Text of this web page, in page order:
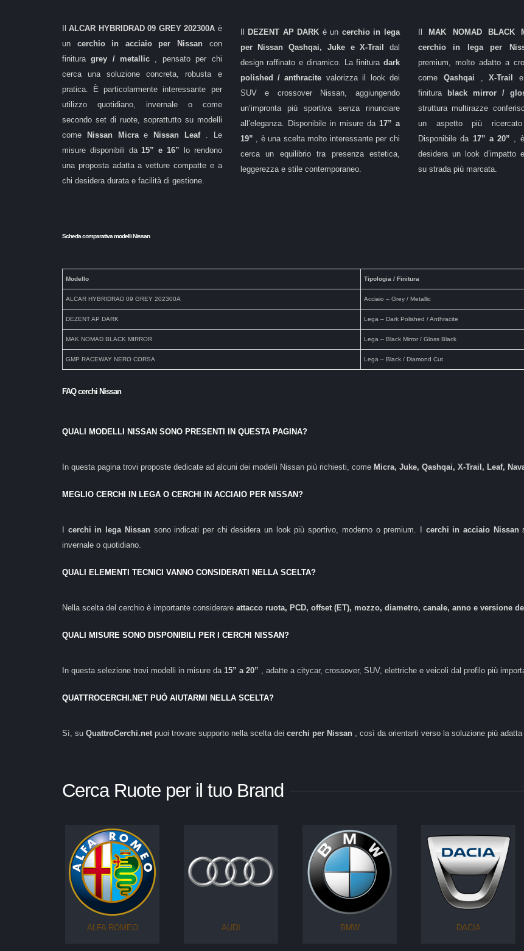
IlALCAR HYBRIDRAD 09 GREY 202300A è
un cerchio in acciaio per Nissan con
finituragrey / metallic
, pensato per chi
cerca una soluzione concreta, robusta e
pratica. È particolarmente interessante per
utilizzo quotidiano, invernale o come
secondo set di ruote, soprattutto su modelli
come Nissan Micrae Nissan Leaf
. Le
misure disponibili da 15” e 16” lo rendono
una proposta adatta a vetture compatte e a
chi desidera durata e facilità di gestione.
Il DEZENT AP DARK è un cerchio in lega
per Nissan Qashqai, Juke e X-Trail dal
design raffinato e dinamico. La finitura dark
polished / anthracite valorizza il look dei
SUV e crossover Nissan, aggiungendo
un’impronta più sportiva senza rinunciare
all’eleganza. Disponibile in misure da 17” a
19”
, è una scelta molto interessante per chi
cerca un equilibrio tra presenza estetica,
leggerezza e stile contemporaneo.
Il MAK NOMAD BLACK
cerchio in lega per
premium, molto adatto a
come Qashqai ,X-Trail
finitura black mirror /
struttura multirazze
un aspetto più
Disponibile da 17” a 20”
,
desidera un look d’impatto
su strada più marcata.
Scheda comparativa modelli Nissan
Modello Tipologia / Finitura
ALCAR HYBRIDRAD 09 GREY 202300A Acciaio – Grey / Metallic
DEZENT AP DARK Lega – Dark Polished / Anthracite
MAK NOMAD BLACK MIRROR Lega – Black Mirror / Gloss Black
GMP RACEWAY NERO CORSA Lega – Black / Diamond Cut
FAQ cerchi Nissan
QUALI MODELLI NISSAN SONO PRESENTI IN QUESTA PAGINA?
In questa pagina trovi proposte dedicate ad alcuni dei modelli Nissan più richiesti, come Micra, Juke, Qashqai, X-Trail, Leaf,
MEGLIO CERCHI IN LEGA O CERCHI IN ACCIAIO PER NISSAN?
I cerchi in lega Nissan sono indicati per chi desidera un look più sportivo, moderno o premium. I cerchi in acciaio Nissan
invernale o quotidiano.
QUALI ELEMENTI TECNICI VANNO CONSIDERATI NELLA SCELTA?
Nella scelta del cerchio è importante considerare attacco ruota, PCD, offset (ET), mozzo, diametro, canale, anno e versione
QUALI MISURE SONO DISPONIBILI PER I CERCHI NISSAN?
In questa selezione trovi modelli in misure da 15” a 20” , adatte a citycar, crossover, SUV, elettriche e veicoli dal profilo più
QUATTROCERCHI.NET PUÒ AIUTARMI NELLA SCELTA?
Sì, su QuattroCerchi.net puoi trovare supporto nella scelta dei cerchi per Nissan , così da orientarti verso la soluzione più
Cerca Ruote per il tuo Brand
ALFA ROMEO AUDI BMW DACIA